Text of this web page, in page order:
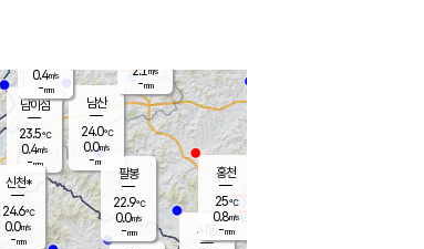
남이섬
23.5℃
0.4m/s
-mm
남산
24.0℃
0.0m/s
-mm
팔봉
22.9℃
0.0m/s
-mm
0.4m/s
-mm
신천*
24.6℃
0.0m/s
-mm
시동
홍천
25℃
0.8m/s
-mm
2.1 m/s
-mm